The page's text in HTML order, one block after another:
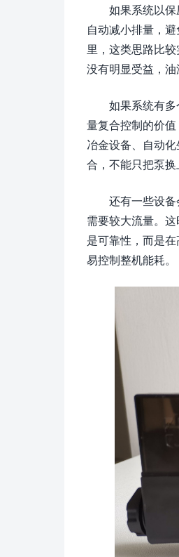
如果系统以
自动减小排量，
里，这类思路比
没有明显受益，油
如果系统有
量复合控制的价
冶金设备、自动
合，不能只把泵换
还有一些设
需要较大流量。
是可靠性，而是
易控制整机能耗。